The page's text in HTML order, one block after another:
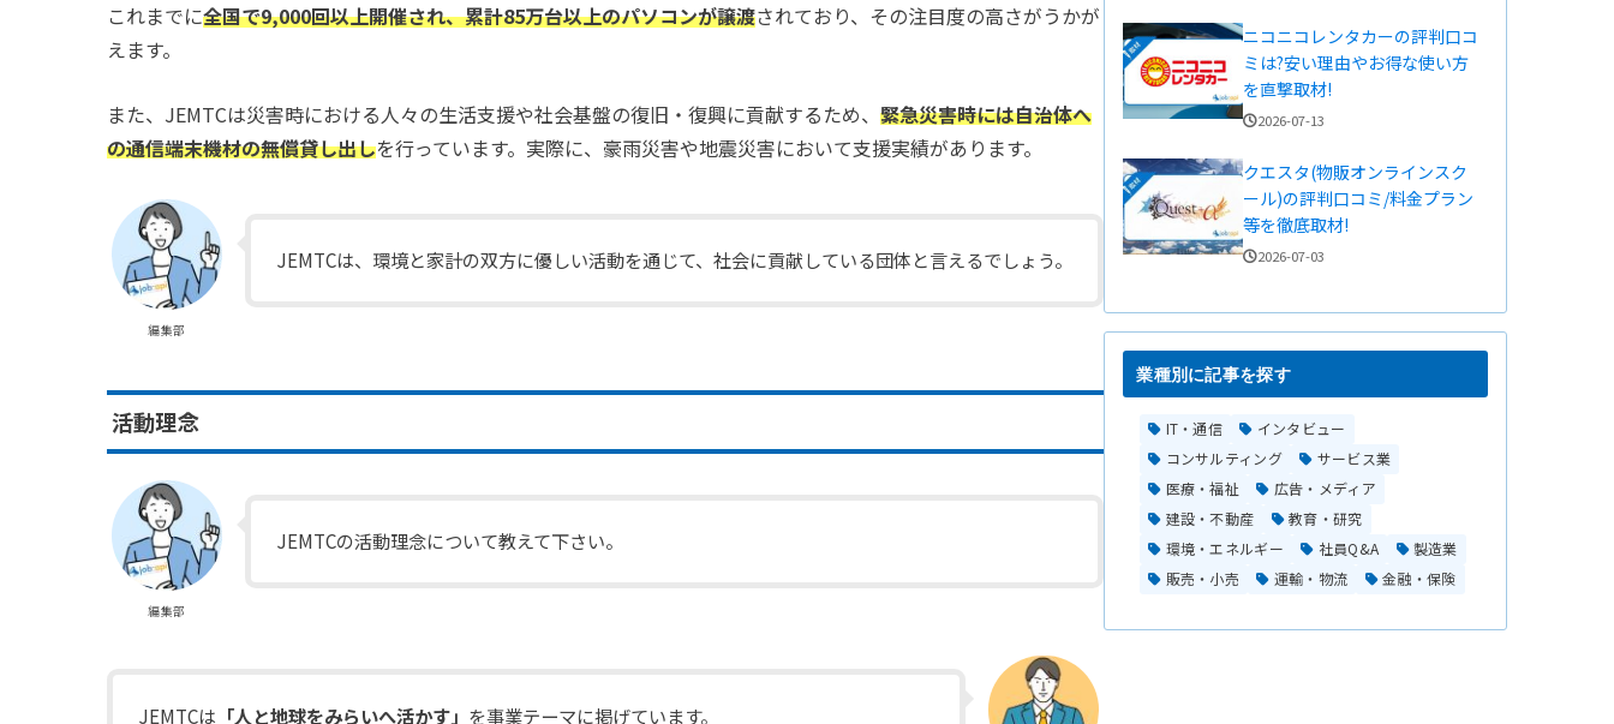
これまでに全国で9,000回以上開催され、累計85万台以上のパソコンが譲渡されており、その注目度の高さがうかが
えます。
また、JEMTCは災害時における人々の生活支援や社会基盤の復旧・復興に貢献するため、 緊急災害時には自治体へ
の通信端末機材の無償貸し出しを行っています。実際に、豪雨災害や地震災害において支援実績があります。
編集部
JEMTCは、環境と家計の双方に優しい活動を通じて、社会に貢献している団体と言えるでしょう。
活動理念
編集部
JEMTCの活動理念について教えて下さい。
JEMTCは 「人と地球をみらいへ活かす」 を事業テーマに掲げています。
ニコニコレンタカーの評判口コ
ミは?安い理由やお得な使い方
を直撃取材!
2026-07-13
クエスタ(物販オンラインスク
ール)の評判口コミ/料金プラン
等を徹底取材!
2026-07-03
業種別に記事を探す
IT・通信
インタビュー
コンサルティング
サービス業
医療・福祉
広告・メディア
建設・不動産
教育・研究
環境・エネルギー
社員Q&A
製造業
販売・小売
運輸・物流 金融・保険